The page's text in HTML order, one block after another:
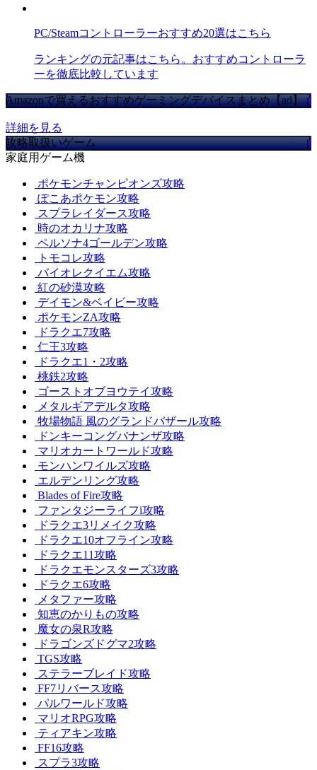
PC/Steamコントローラーおすすめ20選はこちら
ランキングの元記事はこちら。おすすめコントローラ
ーを徹底比較しています
Amazonで買えるおすすめゲーミングデバイスまとめ【ad】
詳細を見る
攻略取扱いゲーム
家庭用ゲーム機
ポケモンチャンピオンズ攻略
ぽこあポケモン攻略
スプラレイダース攻略
時のオカリナ攻略
ペルソナ4ゴールデン攻略
トモコレ攻略
バイオレクイエム攻略
紅の砂漠攻略
デイモン&ベイビー攻略
ポケモンZA攻略
ドラクエ7攻略
仁王3攻略
ドラクエ1・2攻略
桃鉄2攻略
ゴーストオブヨウテイ攻略
メタルギアデルタ攻略
牧場物語 風のグランドバザール攻略
ドンキーコングバナンザ攻略
マリオカートワールド攻略
モンハンワイルズ攻略
エルデンリング攻略
Blades of Fire攻略
ファンタジーライフi攻略
ドラクエ3リメイク攻略
ドラクエ10オフライン攻略
ドラクエ11攻略
ドラクエモンスターズ3攻略
ドラクエ6攻略
メタファー攻略
知恵のかりもの攻略
魔女の泉R攻略
ドラゴンズドグマ2攻略
TGS攻略
ステラーブレイド攻略
FF7リバース攻略
パルワールド攻略
マリオRPG攻略
ティアキン攻略
FF16攻略
スプラ3攻略